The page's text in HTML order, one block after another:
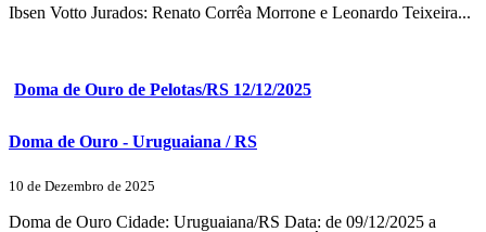
Ibsen Votto Jurados: Renato Corrêa Morrone e Leonardo Teixeira...
Doma de Ouro de Pelotas/RS 12/12/2025
Doma de Ouro - Uruguaiana / RS
10 de Dezembro de 2025
Doma de Ouro Cidade: Uruguaiana/RS Data: de 09/12/2025 a